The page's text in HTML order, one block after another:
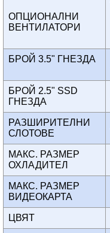
ОПЦИОНАЛНИ
ВЕНТИЛАТОРИ
БРОЙ 3.5" ГНЕЗДА
БРОЙ 2.5" SSD
ГНЕЗДА
РАЗШИРИТЕЛНИ
СЛОТОВЕ
МАКС. РАЗМЕР
ОХЛАДИТЕЛ
МАКС. РАЗМЕР
ВИДЕОКАРТА
ЦВЯТ